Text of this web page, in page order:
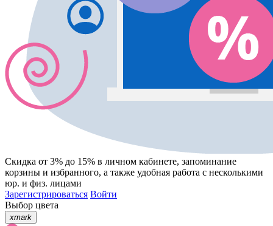
Скидка от 3% до 15% в личном кабинете, запоминание
корзины и избранного, а также удобная работа с несколькими
юр. и физ. лицами
Зарегистрироваться Войти
Выбор цвета
xmark